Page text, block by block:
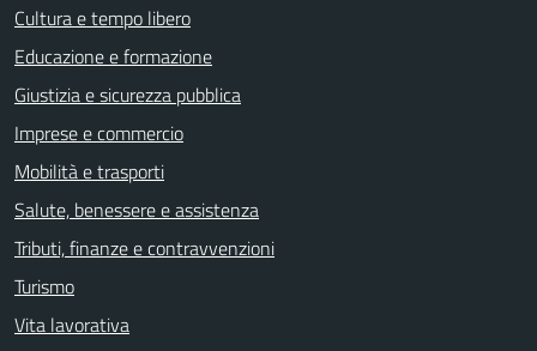
Cultura e tempo libero
Educazione e formazione
Giustizia e sicurezza pubblica
Imprese e commercio
Mobilità e trasporti
Salute, benessere e assistenza
Tributi, finanze e contravvenzioni
Turismo
Vita lavorativa